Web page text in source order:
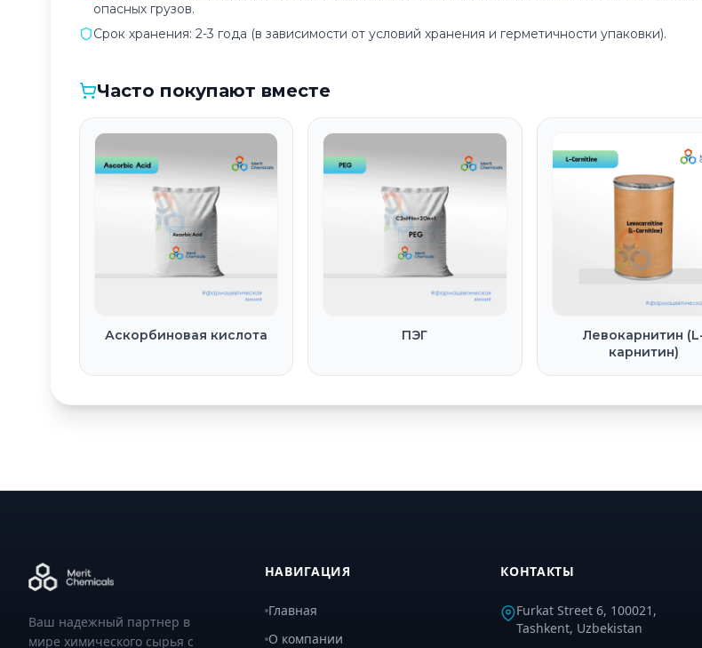
опасных грузов.
Срок хранения: 2-3 года (в зависимости от условий хранения и герметичности упаковки).
Часто покупают вместе
Аскорбиновая кислота ПЭГ
Левокарнитин
карнитин)
Ваш надежный партнер в
мире химического сырья с
НАВИГАЦИЯ
Главная
О компании
КОНТАКТЫ
Furkat Street 6, 100021,
Tashkent, Uzbekistan